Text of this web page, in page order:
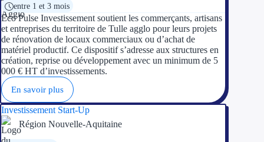
Subventions
Réduction des
entre 1 et 3 mois
Eco Pulse Investissement soutient les commerçants, artisans
et entreprises du territoire de Tulle agglo pour leurs projets
de rénovation de locaux commerciaux ou d’achat de
matériel productif. Ce dispositif s’adresse aux structures en
création, reprise ou développement avec un minimum de 5
000 € HT d’investissements.
En savoir plus
Investissement Start-Up
Région Nouvelle-Aquitaine